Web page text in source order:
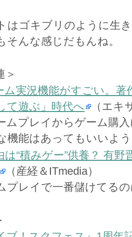
はゴキブリのように生
そんな感じだもんね。
＞
ム実況機能がすごい。
て遊ぶ」時代へ
（エキ
ムプレイからゲーム購
機能はあってもいいよ
は“積みゲー”供養？ 有
（産経＆ITmedia）
プレイで一番儲けてる